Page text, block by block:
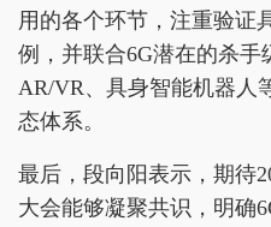
用的各个环节，注重验证
例，并联合6G潜在的杀
AR/VR、具身智能机器人
态体系。
最后，段向阳表示，期待
大会能够凝聚共识，明确